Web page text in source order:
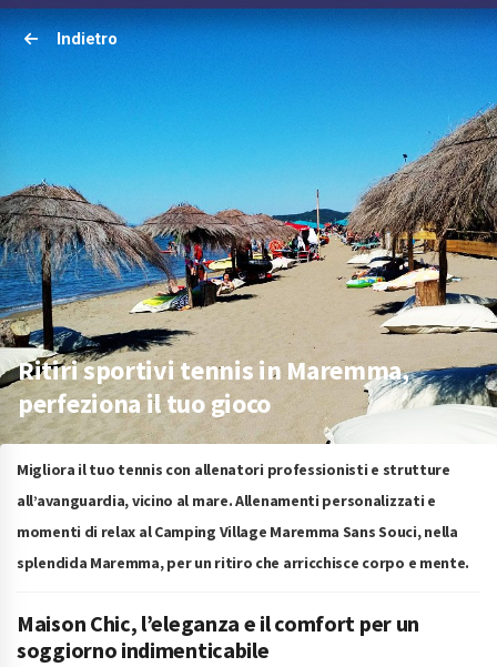
Indietro
Ritiri sportivi tennis in Maremma,
perfeziona il tuo gioco
Migliora il tuo tennis con allenatori professionisti e strutture
all’avanguardia, vicino al mare. Allenamenti personalizzati e
momenti di relax al Camping Village Maremma Sans Souci, nella
splendida Maremma, per un ritiro che arricchisce corpo e mente.
Maison Chic, l’eleganza e il comfort per un
soggiorno indimenticabile